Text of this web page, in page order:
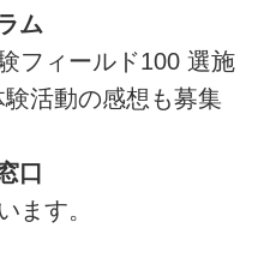
ム
フィールド100 選施
活動の感想も募集
口
ます。